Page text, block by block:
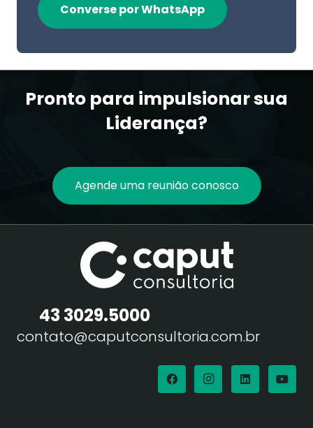
Converse por WhatsApp
Pronto para impulsionar sua
Liderança?
Agende uma reunião conosco
43 3029.5000
contato@caputconsultoria.com.br